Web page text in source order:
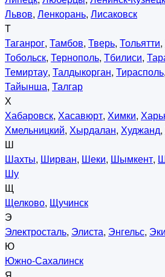
Львов, Ленкорань, Лисаковск
Т
Таганрог, Тамбов, Тверь, Тольятти,
Тобольск, Тернополь, Тбилиси,
Темиртау, Талдыкорган, Тирасполь,
Тайынша, Талгар
Х
Хабаровск, Хасавюрт, Химки,
Хмельницкий, Хырдалан, Худжанд,
Ш
Шахты, Ширван, Шеки, Шымкент,
Шу
Щ
Щелково, Щучинск
Э
Электросталь, Элиста, Энгельс,
Ю
Южно-Сахалинск